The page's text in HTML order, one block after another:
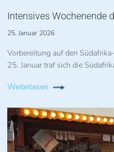
Intensives Wochenende
25. Januar 2026
Vorbereitung auf den
25. Januar traf sich die
Weiterlesen